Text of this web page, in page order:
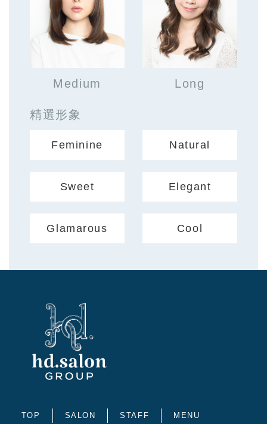
Medium Long
精選形象
Feminine Natural
Sweet Elegant
Glamarous Cool
TOP SALON STAFF MENU